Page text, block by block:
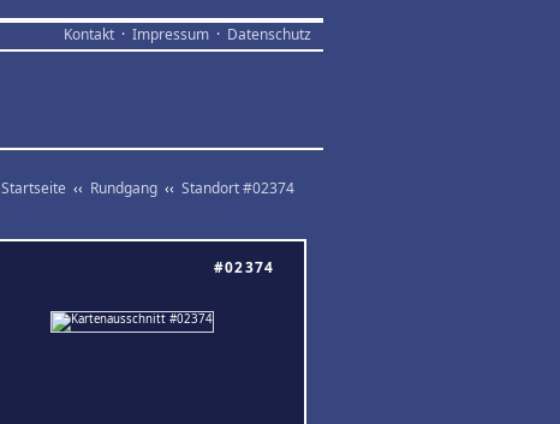
Kontakt · Impressum · Datenschutz
Startseite ‹‹ Rundgang ‹‹ Standort #02374
#02374